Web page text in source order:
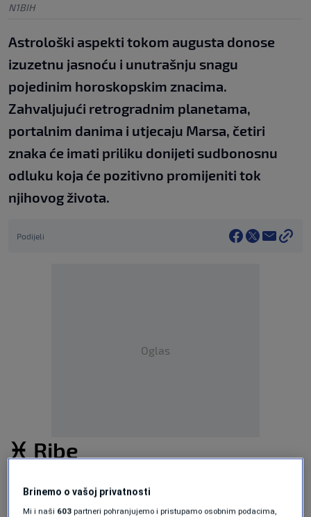
N1BIH
Astrološki aspekti tokom augusta donose
izuzetnu jasnoću i unutrašnju snagu
pojedinim horoskopskim znacima.
Zahvaljujući retrogradnim planetama,
portalnim danima i utjecaju Marsa, četiri
znaka će imati priliku donijeti sudbonosnu
odluku koja će pozitivno promijeniti tok
njihovog života.
Podijeli
Oglas
♓ Ribe
Retrogradna faza Neptuna, njihove vladajuće
planete, vodi Ribe do važnih uvida o snovima i
Brinemo o vašoj privatnosti
Mi i naši 603 partneri pohranjujemo i pristupamo osobnim podacima,